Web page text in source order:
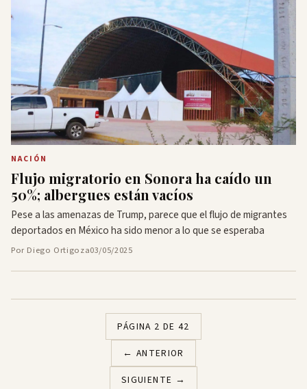
NACIÓN
Flujo migratorio en Sonora ha caído un
50%; albergues están vacíos
Pese a las amenazas de Trump, parece que el flujo de migrantes
deportados en México ha sido menor a lo que se esperaba
Por Diego Ortigoza03/05/2025
← ANTERIOR
PÁGINA 2 DE 42
SIGUIENTE →